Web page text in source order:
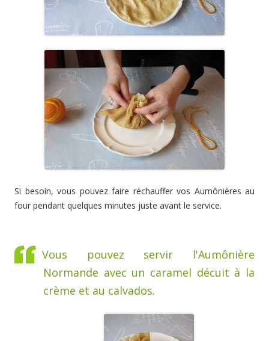
Si besoin, vous pouvez faire réchauffer vos Aumônières au
four pendant quelques minutes juste avant le service.
Vous pouvez servir l'Aumônière
Normande avec un caramel décuit à la
crème et au calvados.